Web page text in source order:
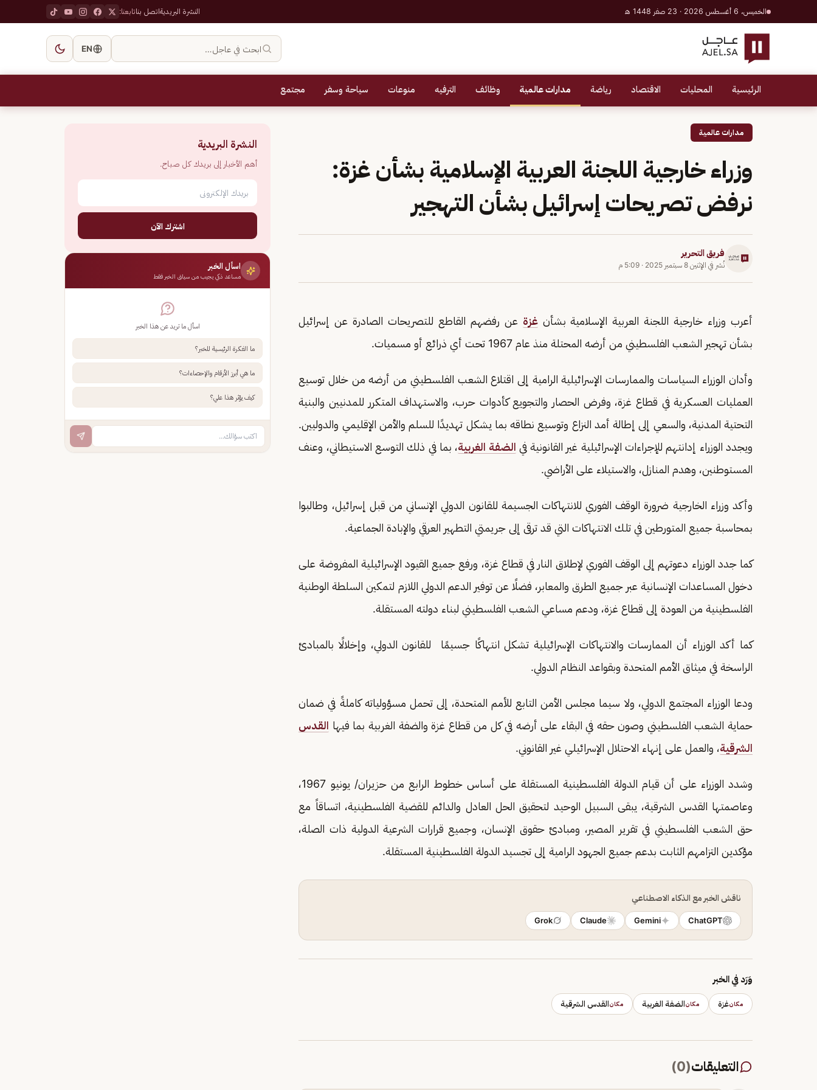
الخميس، 6 أغسطس 2026 · 23 صفر 1448 هـ النشرة البريديةاتصل بناتابعنا:
ابحث في عاجل… EN
الرئيسية المحليات الاقتصاد رياضة مدارات عالمية وظائف الترفيه منوعات سياحة وسفر مجتمع
مدارات عالمية
وزراء خارجية اللجنة العربية الإسلامية بشأن غزة:
نرفض تصريحات إسرائيل بشأن التهجير
فريق التحرير
نُشر في الإثنين 8 سبتمبر 2025 · 5:09 م
أعرب وزراء خارجية اللجنة العربية الإسلامية بشأنغزة عن رفضهم القاطع للتصريحات الصادرة عن إسرائيل
بشأن تهجير الشعب الفلسطيني من أرضه المحتلة منذ عام 1967 تحت أي ذرائع أو مسميات.
وأدان الوزراء السياسات والممارسات الإسرائيلية الرامية إلى اقتلاع الشعب الفلسطيني من أرضه من خلال توسيع
العمليات العسكرية في قطاع غزة، وفرض الحصار والتجويع كأدوات حرب، والاستهداف المتكرر للمدنيين والبنية
التحتية المدنية، والسعي إلى إطالة أمد النزاع وتوسيع نطاقه بما يشكل تهديدًا للسلم والأمن الإقليمي والدوليين.
ويجدد الوزراء إدانتهم للإجراءات الإسرائيلية غير القانونية في الضفة الغربية، بما في ذلك التوسع الاستيطاني، وعنف
المستوطنين، وهدم المنازل، والاستيلاء على الأراضي.
وأكد وزراء الخارجية ضرورة الوقف الفوري للانتهاكات الجسيمة للقانون الدولي الإنساني من قبل إسرائيل، وطالبوا
بمحاسبة جميع المتورطين في تلك الانتهاكات التي قد ترقى إلى جريمتي التطهير العرقي والإبادة الجماعية.
كما جدد الوزراء دعوتهم إلى الوقف الفوري لإطلاق النار في قطاع غزة، ورفع جميع القيود الإسرائيلية المفروضة على
دخول المساعدات الإنسانية عبر جميع الطرق والمعابر، فضلًا عن توفير الدعم الدولي اللازم لتمكين السلطة الوطنية
الفلسطينية من العودة إلى قطاع غزة، ودعم مساعي الشعب الفلسطيني لبناء دولته المستقلة.
كما أكد الوزراء أن الممارسات والانتهاكات الإسرائيلية تشكل انتهاكًا جسيمًا للقانون الدولي، وإخلالًا بالمبادئ
الراسخة في ميثاق الأمم المتحدة وبقواعد النظام الدولي.
ودعا الوزراء المجتمع الدولي، ولا سيما مجلس الأمن التابع للأمم المتحدة، إلى تحمل مسؤولياته كاملةً في ضمان
حماية الشعب الفلسطيني وصون حقه في البقاء على أرضه في كل من قطاع غزة والضفة الغربية بما فيها القدس
الشرقية، والعمل على إنهاء الاحتلال الإسرائيلي غير القانوني.
وشدد الوزراء على أن قيام الدولة الفلسطينية المستقلة على أساس خطوط الرابع من حزيران/ يونيو 1967،
وعاصمتها القدس الشرقية، يبقى السبيل الوحيد لتحقيق الحل العادل والدائم للقضية الفلسطينية، اتساقاً مع
حق الشعب الفلسطيني في تقرير المصير، ومبادئ حقوق الإنسان، وجميع قرارات الشرعية الدولية ذات الصلة،
مؤكدين التزامهم الثابت بدعم جميع الجهود الرامية إلى تجسيد الدولة الفلسطينية المستقلة.
ناقش الخبر مع الذكاء الاصطناعي
ChatGPT
Gemini
Claude
Grok
وَرَد في الخبر
مكانغزة مكانالضفة الغربية مكانالقدس الشرقية
التعليقات(
0
)
النشرة البريدية
أهم الأخبار إلى بريدك كل صباح.
اشترك الآن
اسأل الخبر
مساعد ذكي يجيب من سياق الخبر فقط
اسأل ما تريد عن هذا الخبر
ما الفكرة الرئيسية للخبر؟
ما هي أبرز الأرقام والإحصاءات؟
كيف يؤثر هذا علي؟